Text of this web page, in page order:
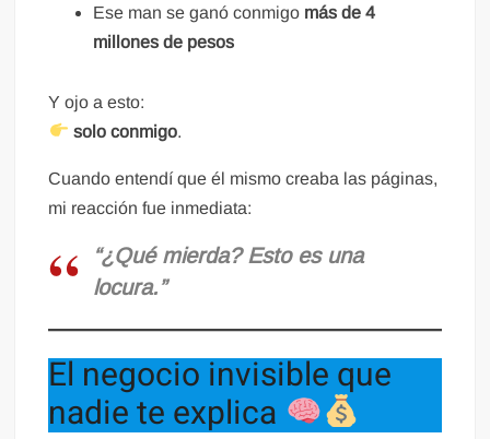
Ese man se ganó conmigo más de 4
millones de pesos
Y ojo a esto:
solo conmigo.
Cuando entendí que él mismo creaba las páginas,
mi reacción fue inmediata:
“¿Qué mierda? Esto es una
locura.”
El negocio invisible que
nadie te explica